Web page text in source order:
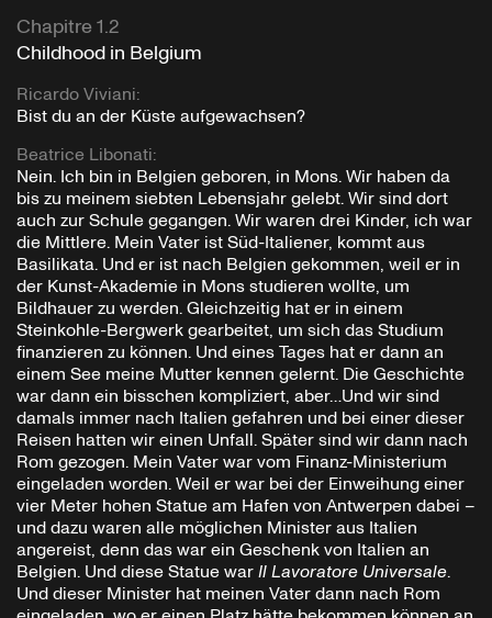
Chapitre 1.2
Childhood in Belgium
Ricardo Viviani:
Bist du an der Küste aufgewachsen?
Beatrice Libonati:
Nein. Ich bin in Belgien geboren, in Mons. Wir haben da
bis zu meinem siebten Lebensjahr gelebt. Wir sind dort
auch zur Schule gegangen. Wir waren drei Kinder, ich war
die Mittlere. Mein Vater ist Süd-Italiener, kommt aus
Basilikata. Und er ist nach Belgien gekommen, weil er in
der Kunst-Akademie in Mons studieren wollte, um
Bildhauer zu werden. Gleichzeitig hat er in einem
Steinkohle-Bergwerk gearbeitet, um sich das Studium
finanzieren zu können. Und eines Tages hat er dann an
einem See meine Mutter kennen gelernt. Die Geschichte
war dann ein bisschen kompliziert, aber…Und wir sind
damals immer nach Italien gefahren und bei einer dieser
Reisen hatten wir einen Unfall. Später sind wir dann nach
Rom gezogen. Mein Vater war vom Finanz-Ministerium
eingeladen worden. Weil er war bei der Einweihung einer
vier Meter hohen Statue am Hafen von Antwerpen dabei –
und dazu waren alle möglichen Minister aus Italien
angereist, denn das war ein Geschenk von Italien an
Belgien. Und diese Statue warIl Lavoratore Universale.
Und dieser Minister hat meinen Vater dann nach Rom